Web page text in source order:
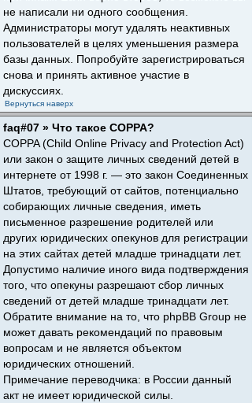
не написали ни одного сообщения.
Администраторы могут удалять неактивных
пользователей в целях уменьшения размера
базы данных. Попробуйте зарегистрироваться
снова и принять активное участие в
дискуссиях.
Вернуться наверх
faq#07 » Что такое COPPA?
COPPA (Child Online Privacy and Protection Act)
или закон о защите личных сведений детей в
интернете от 1998 г. — это закон Соединенных
Штатов, требующий от сайтов, потенциально
собирающих личные сведения, иметь
письменное разрешение родителей или
других юридических опекунов для регистрации
на этих сайтах детей младше тринадцати лет.
Допустимо наличие иного вида подтверждения
того, что опекуны разрешают сбор личных
сведений от детей младше тринадцати лет.
Обратите внимание на то, что phpBB Group не
может давать рекомендаций по правовым
вопросам и не является объектом
юридических отношений.
Примечание переводчика: в России данный
акт не имеет юридической силы.